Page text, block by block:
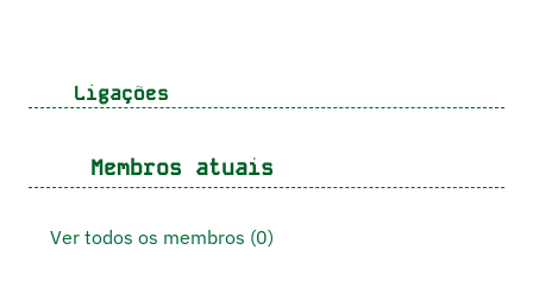
Ligações
Membros atuais
Ver todos os membros (0)